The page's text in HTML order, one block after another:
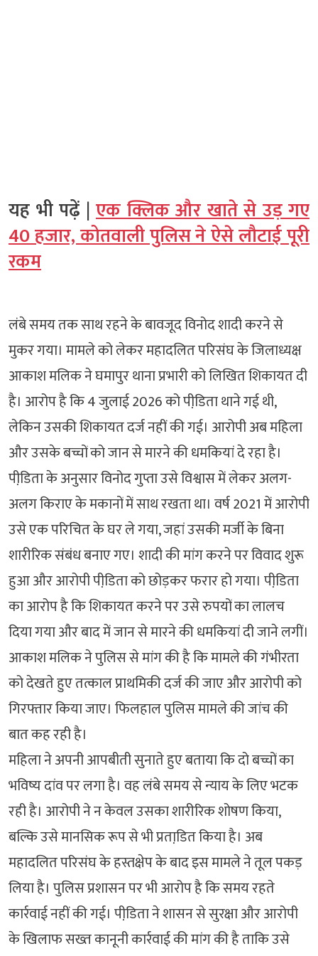
यह भी पढ़ें | एक क्लिक और खाते से उड़ गए
40 हजार, कोतवाली पुलिस ने ऐसे लौटाई पूरी
रकम
लंबे समय तक साथ रहने के बावजूद विनोद शादी करने से
मुकर गया। मामले को लेकर महादलित परिसंघ के जिलाध्यक्ष
आकाश मलिक ने घमापुर थाना प्रभारी को लिखित शिकायत दी
है। आरोप है कि 4 जुलाई 2026 को पीडि़ता थाने गई थी,
लेकिन उसकी शिकायत दर्ज नहीं की गई। आरोपी अब महिला
और उसके बच्चों को जान से मारने की धमकियां दे रहा है।
पीडि़ता के अनुसार विनोद गुप्ता उसे विश्वास में लेकर अलग-
अलग किराए के मकानों में साथ रखता था। वर्ष 2021 में आरोपी
उसे एक परिचित के घर ले गया, जहां उसकी मर्जी के बिना
शारीरिक संबंध बनाए गए। शादी की मांग करने पर विवाद शुरू
हुआ और आरोपी पीडि़ता को छोड़कर फरार हो गया। पीडि़ता
का आरोप है कि शिकायत करने पर उसे रुपयों का लालच
दिया गया और बाद में जान से मारने की धमकियां दी जाने लगीं।
आकाश मलिक ने पुलिस से मांग की है कि मामले की गंभीरता
को देखते हुए तत्काल प्राथमिकी दर्ज की जाए और आरोपी को
गिरफ्तार किया जाए। फिलहाल पुलिस मामले की जांच की
बात कह रही है।
महिला ने अपनी आपबीती सुनाते हुए बताया कि दो बच्चों का
भविष्य दांव पर लगा है। वह लंबे समय से न्याय के लिए भटक
रही है। आरोपी ने न केवल उसका शारीरिक शोषण किया,
बल्कि उसे मानसिक रूप से भी प्रताडि़त किया है। अब
महादलित परिसंघ के हस्तक्षेप के बाद इस मामले ने तूल पकड़
लिया है। पुलिस प्रशासन पर भी आरोप है कि समय रहते
कार्रवाई नहीं की गई। पीडि़ता ने शासन से सुरक्षा और आरोपी
के खिलाफ सख्त कानूनी कार्रवाई की मांग की है ताकि उसे